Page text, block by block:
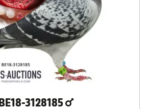
BE18-3128185